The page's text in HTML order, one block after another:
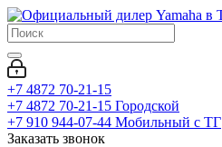
+7 4872 70-21-15
+7 4872 70-21-15 Городской
+7 910 944-07-44 Мобильный с ТГ
Заказать звонок